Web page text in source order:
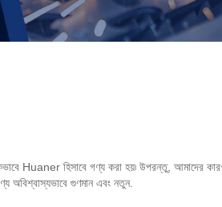
Huaner হিসাবে গণ্য করা হয়৷ উপরন্তু, আমাদের
অবিশ্বাস্যভাবে গুণমান এবং নতুন.